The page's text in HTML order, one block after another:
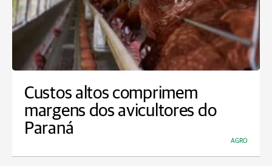
Custos altos comprimem
margens dos avicultores do
Paraná
AGRO